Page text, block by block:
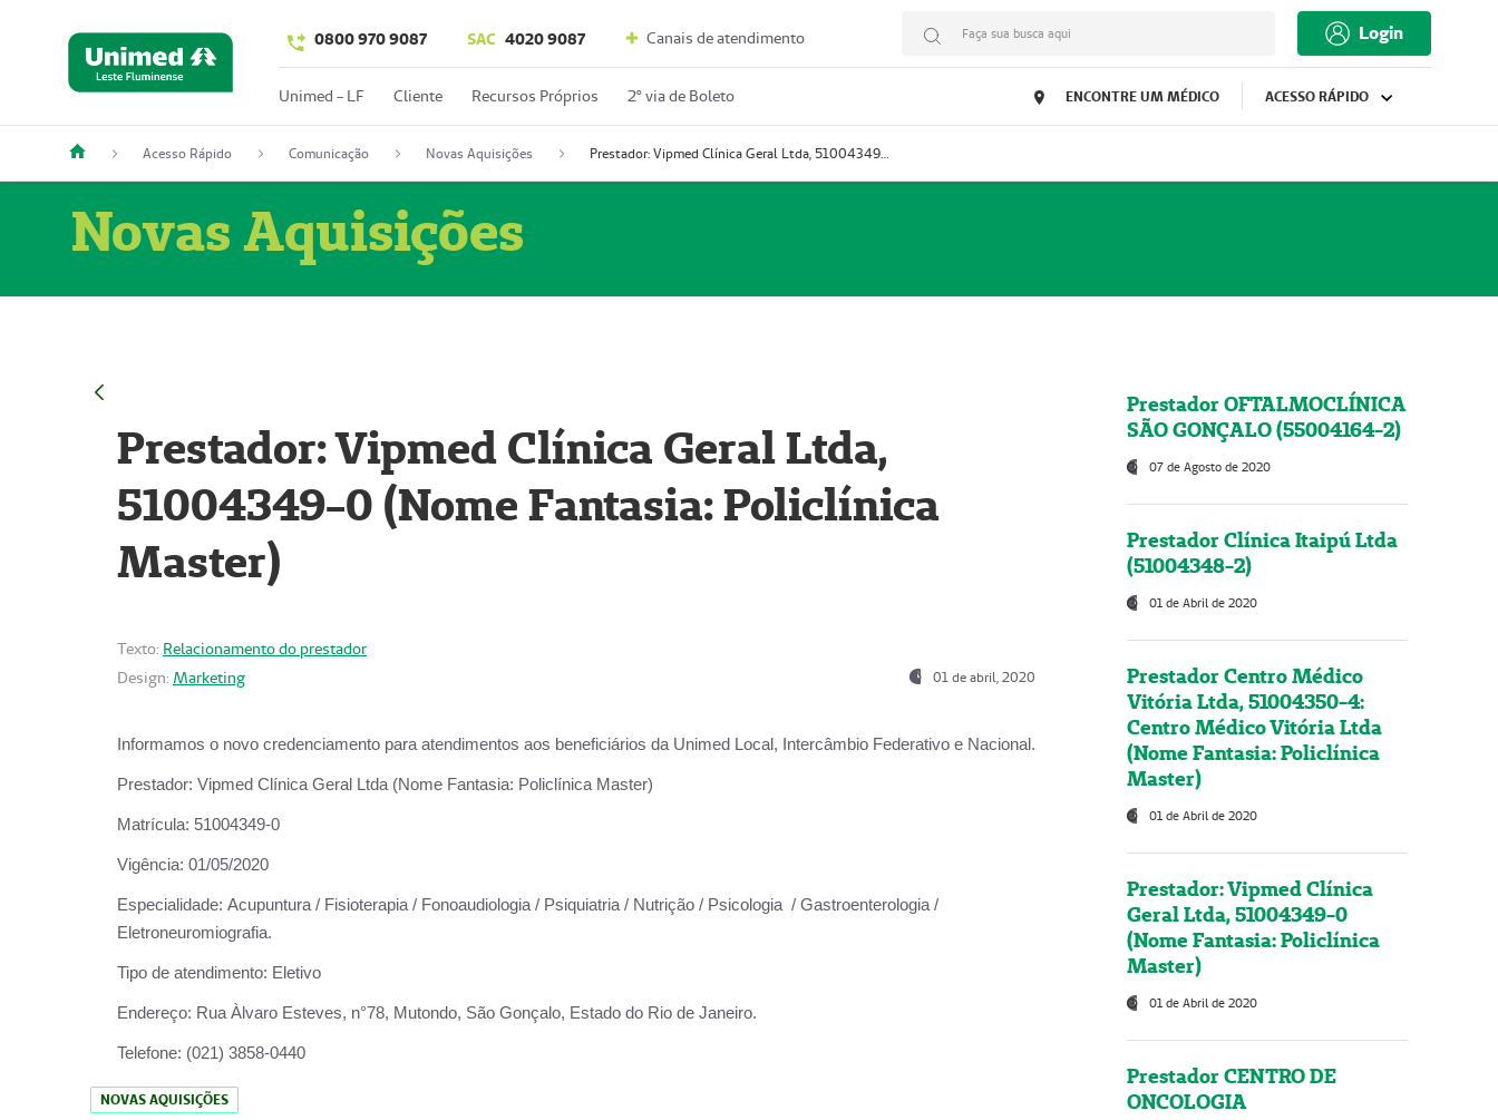
0800 970 9087 SAC 4020 9087 Canais de atendimento Faça sua busca aqui Login
Unimed - LF Cliente Recursos Próprios 2º via de Boleto ENCONTRE UM MÉDICO ACESSO RÁPIDO
Acesso Rápido Comunicação Novas Aquisições Prestador: Vipmed Clínica Geral Ltda, 51004349-0 (Nome Fantasia: Policlínica Master)
Novas Aquisições
Prestador: Vipmed Clínica Geral Ltda,
51004349-0 (Nome Fantasia: Policlínica
Master)
Texto: Relacionamento do prestador
Design: Marketing 01 de abril, 2020
Informamos o novo credenciamento para atendimentos aos beneficiários da Unimed Local, Intercâmbio Federativo e Nacional.
Prestador: Vipmed Clínica Geral Ltda (Nome Fantasia: Policlínica Master)
Matrícula: 51004349-0
Vigência: 01/05/2020
Especialidade: Acupuntura / Fisioterapia / Fonoaudiologia / Psiquiatria / Nutrição / Psicologia / Gastroenterologia /
Eletroneuromiografia.
Tipo de atendimento: Eletivo
Endereço: Rua Àlvaro Esteves, n°78, Mutondo, São Gonçalo, Estado do Rio de Janeiro.
Telefone: (021) 3858-0440
NOVAS AQUISIÇÕES
Prestador OFTALMOCLÍNICA
SÃO GONÇALO (55004164-2)
07 de Agosto de 2020
Prestador Clínica Itaipú Ltda
(51004348-2)
01 de Abril de 2020
Prestador Centro Médico
Vitória Ltda, 51004350-4:
Centro Médico Vitória Ltda
(Nome Fantasia: Policlínica
Master)
01 de Abril de 2020
Prestador: Vipmed Clínica
Geral Ltda, 51004349-0
(Nome Fantasia: Policlínica
Master)
01 de Abril de 2020
Prestador CENTRO DE
ONCOLOGIA